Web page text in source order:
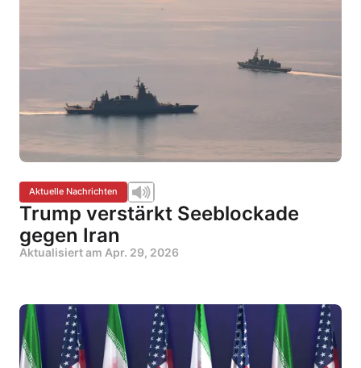
Aktuelle Nachrichten
Trump verstärkt Seeblockade
gegen Iran
Aktualisiert am Apr. 29, 2026